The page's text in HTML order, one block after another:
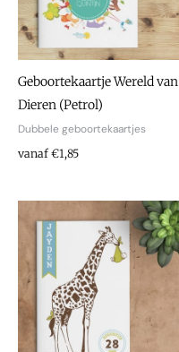
Geboortekaartje Wereld van
Dieren (Petrol)
Dubbele geboortekaartjes
vanaf €1,85